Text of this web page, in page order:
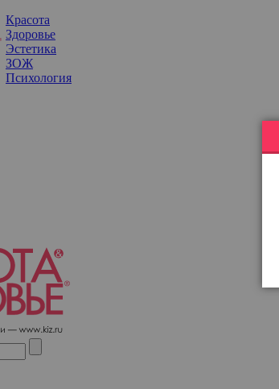
Красота
Здоровье
Эстетика
ЗОЖ
Психология